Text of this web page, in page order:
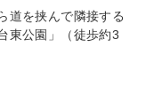
道を挟んで隣接する
東公園」（徒歩約3